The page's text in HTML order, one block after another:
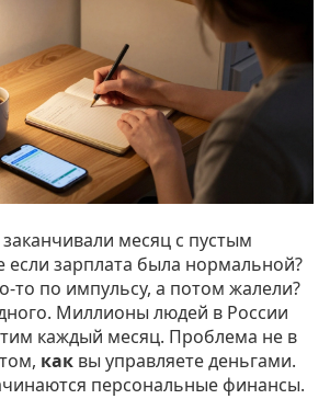
месяц с пустым
зарплата была нормальной?
то по импульсу, а потом жалели?
Миллионы людей в России
каждый месяц. Проблема не в
как вы управляете деньгами.
персональные финансы.